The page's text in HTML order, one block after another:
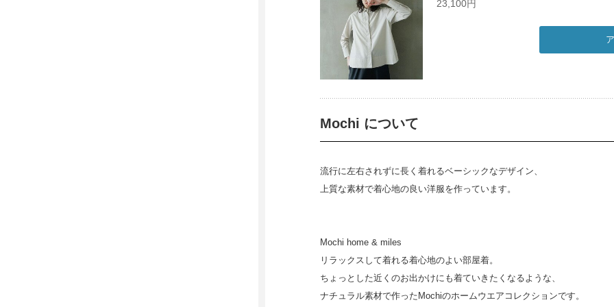
23,100円
Mochi について
流行に左右されずに長く着れるベーシックなデザイン、
上質な素材で着心地の良い洋服を作っています。
Mochi home & miles
リラックスして着れる着心地のよい部屋着。
ちょっとした近くのお出かけにも着ていきたくなるような、
ナチュラル素材で作ったMochiのホームウエアコレクションです。